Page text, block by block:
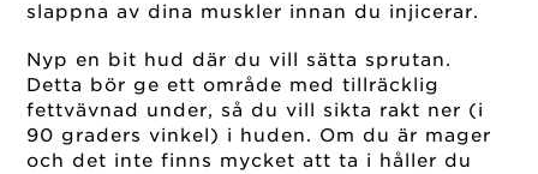
slappna av dina muskler innan du injicerar.
Nyp en bit hud där du vill sätta sprutan.
Detta bör ge ett område med tillräcklig
fettvävnad under, så du vill sikta rakt ner (i
90 graders vinkel) i huden. Om du är mager
och det inte finns mycket att ta i håller du